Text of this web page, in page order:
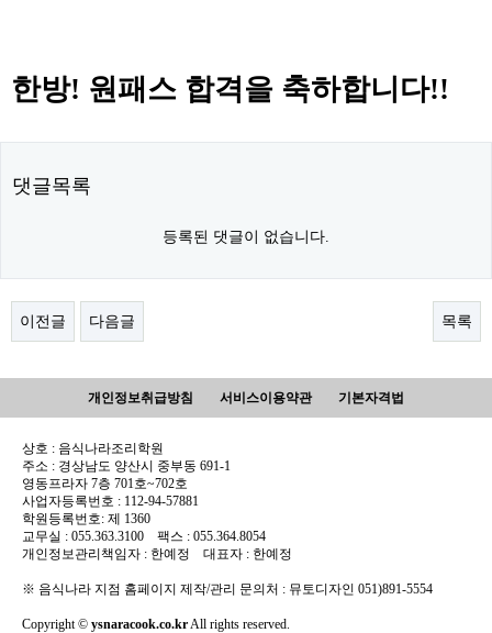
한방! 원패스 합격을 축하합니다!!
댓글목록
등록된 댓글이 없습니다.
이전글 다음글 목록
개인정보취급방침 서비스이용약관 기본자격법
상호 : 음식나라조리학원
주소 : 경상남도 양산시 중부동 691-1
영동프라자 7층 701호~702호
사업자등록번호 : 112-94-57881
학원등록번호: 제 1360
교무실 : 055.363.3100 팩스 : 055.364.8054
개인정보관리책임자 : 한예정 대표자 : 한예정
※ 음식나라 지점 홈페이지 제작/관리 문의처 : 뮤토디자인 051)891-5554
Copyright © ysnaracook.co.krAll rights reserved.